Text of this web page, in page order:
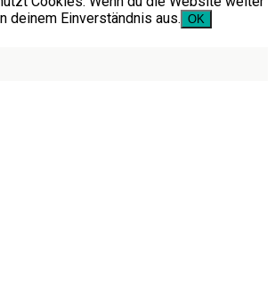
deinem Einverständnis aus. OK